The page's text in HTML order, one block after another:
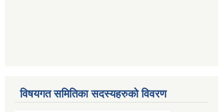
विषयगत समितिका सदस्यहरुको विवरण